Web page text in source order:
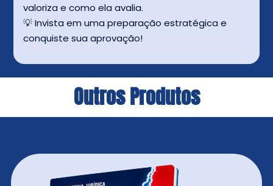
valoriza e como ela avalia.
💡 Invista em uma preparação estratégica e
conquiste sua aprovação!
Outros Produtos